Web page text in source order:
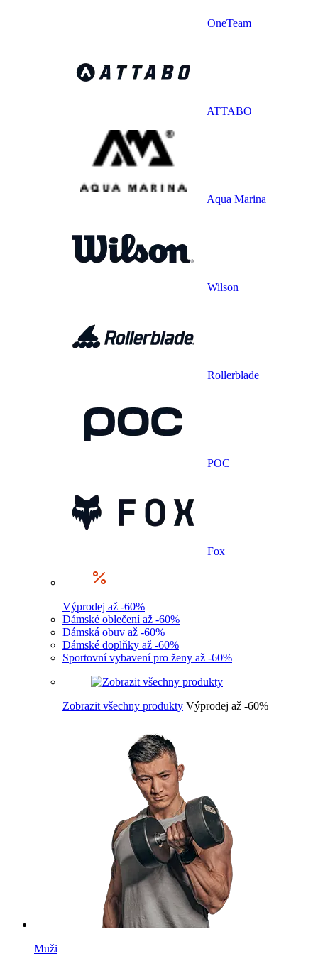
OneTeam
ATTABO
Aqua Marina
Wilson
Rollerblade
POC
Fox
Výprodej až -60%
Dámské oblečení až -60%
Dámská obuv až -60%
Dámské doplňky až -60%
Sportovní vybavení pro ženy až -60%
Zobrazit všechny produkty Výprodej až -60%
Muži